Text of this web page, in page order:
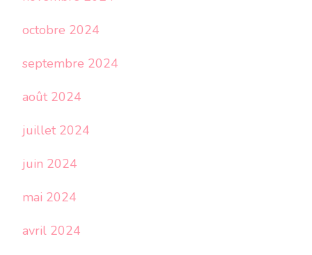
octobre 2024
septembre 2024
août 2024
juillet 2024
juin 2024
mai 2024
avril 2024